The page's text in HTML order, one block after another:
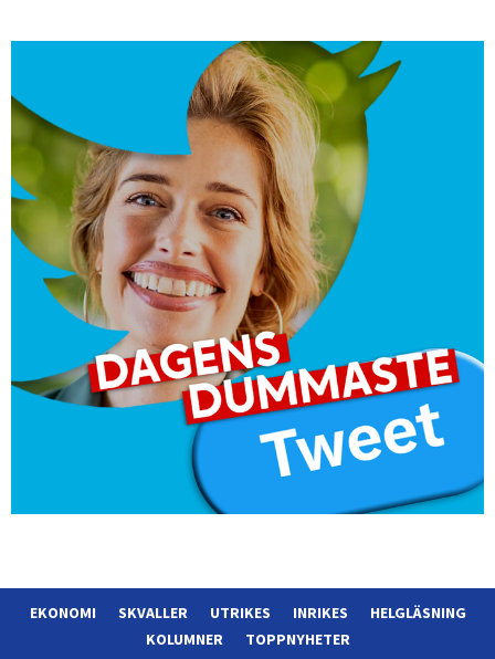
EKONOMI SKVALLER UTRIKES INRIKES
HELGLÄSNING
KOLUMNER
TOPPNYHETER